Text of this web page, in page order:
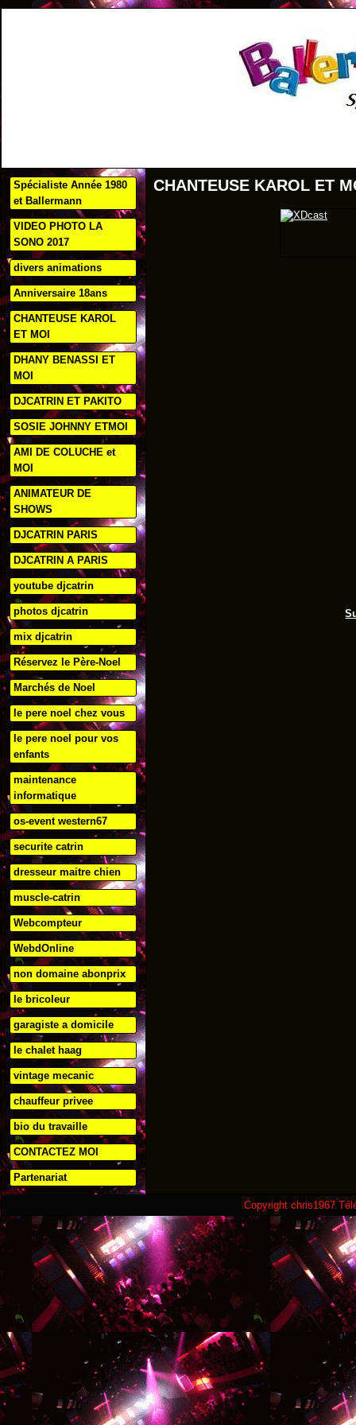
Spécialiste Année 1980
et Ballermann
VIDEO PHOTO LA
SONO 2017
divers animations
Anniversaire 18ans
CHANTEUSE KAROL
ET MOI
DHANY BENASSI ET
MOI
DJCATRIN ET PAKITO
SOSIE JOHNNY ETMOI
AMI DE COLUCHE et
MOI
ANIMATEUR DE
SHOWS
DJCATRIN PARIS
DJCATRIN A PARIS
youtube djcatrin
photos djcatrin
mix djcatrin
Réservez le Père-Noel
Marchés de Noel
le pere noel chez vous
le pere noel pour vos
enfants
maintenance
informatique
os-event western67
securite catrin
dresseur maitre chien
muscle-catrin
Webcompteur
WebdOnline
non domaine abonprix
le bricoleur
garagiste a domicile
le chalet haag
vintage mecanic
chauffeur privee
bio du travaille
CONTACTEZ MOI
Partenariat
CHANTEUSE KAROL ET
Copyright chris1967